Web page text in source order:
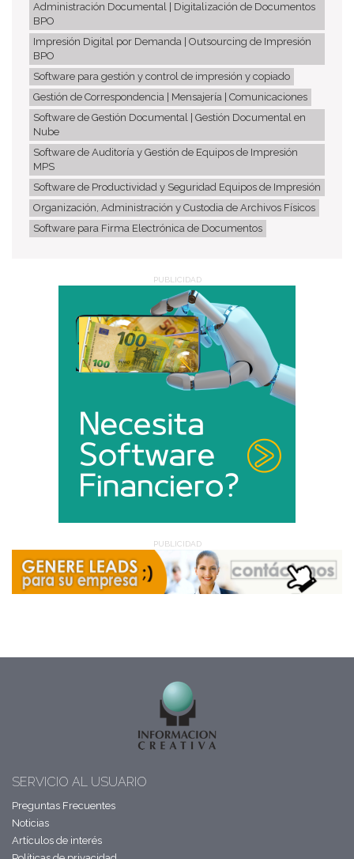
Administración Documental | Digitalización de Documentos
BPO
Impresión Digital por Demanda | Outsourcing de Impresión
BPO
Software para gestión y control de impresión y copiado
Gestión de Correspondencia | Mensajería | Comunicaciones
Software de Gestión Documental | Gestión Documental en
Nube
Software de Auditoría y Gestión de Equipos de Impresión
MPS
Software de Productividad y Seguridad Equipos de Impresión
Organización, Administración y Custodia de Archivos Físicos
Software para Firma Electrónica de Documentos
PUBLICIDAD
PUBLICIDAD
SERVICIO AL USUARIO
Preguntas Frecuentes
Noticias
Artículos de interés